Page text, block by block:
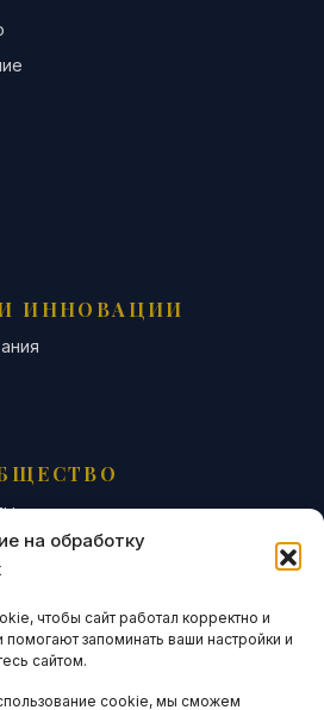
на обработку
чтобы сайт работал корректно и
запоминать ваши настройки и
сайтом.
cookie, мы сможем
ИННОВАЦИИ